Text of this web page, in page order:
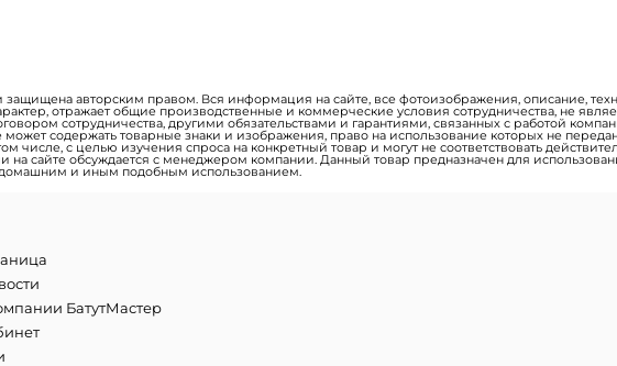
авторским правом. Вся информация на сайте, все фотоизображения, описание,
отражает общие производственные и коммерческие условия сотрудничества, не
сотрудничества, другими обязательствами и гарантиями, связанных с работой
содержать товарные знаки и изображения, право на использование которых не
числе, с целью изучения спроса на конкретный товар и могут не соответствовать
на сайте обсуждается с менеджером компании. Данный товар предназначен для
и иным подобным использованием.
БатутМастер